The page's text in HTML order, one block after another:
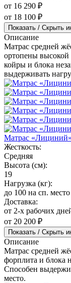
от 16 290 ₽
от 18 100 ₽
Показать / Скрыть
Описание
Матрас средней
ортопены высокой
койры и блока
выдерживать
Матрас «Лициний»
Жесткость:
Средняя
Высота (см):
19
Нагрузка (кг):
до 100 на сп. место
Доставка:
от 2-х рабочих
от 20 200 ₽
Показать / Скрыть
Описание
Матрас средней
форплита и блока
Способен
место.